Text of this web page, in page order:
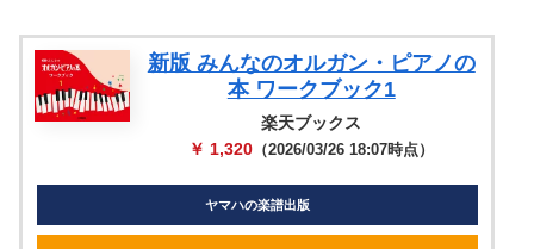
新版 みんなのオルガン・ピアノの
本 ワークブック1
楽天ブックス
￥ 1,320 （2026/03/26 18:07時点）
ヤマハの楽譜出版